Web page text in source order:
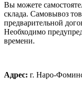
Вы можете
склада. Самовывоз
предварительной
Необходимо
времени.
Адрес: г. Наро-